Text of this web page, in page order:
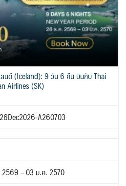
นด์ (Iceland): 9 วัน 6 คืน บินกับ Thai
Airlines (SK)
A260703
2569 – 03 ม.ค. 2570